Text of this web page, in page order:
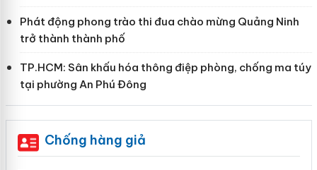
Phát động phong trào thi đua chào mừng Quảng Ninh
trở thành thành phố
TP.HCM: Sân khấu hóa thông điệp phòng, chống ma túy
tại phường An Phú Đông
Chống hàng giả